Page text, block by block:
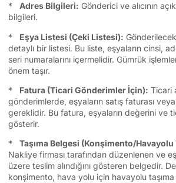
* Adres Bilgileri: Gönderici ve alıcının
bilgileri.
* Eşya Listesi (Çeki Listesi):
detaylı bir listesi. Bu liste, eşyaların cinsi,
seri numaralarını içermelidir. Gümrük
önem taşır.
* Fatura (Ticari Gönderimler İçin): Ticari
gönderimlerde, eşyaların satış faturası
gereklidir. Bu fatura, eşyaların değerini ve
gösterir.
* Taşıma Belgesi (Konşimento/Havayolu
Nakliye firması tarafından düzenlenen ve
üzere teslim alındığını gösteren belgedir.
konşimento, hava yolu için havayolu taşıma